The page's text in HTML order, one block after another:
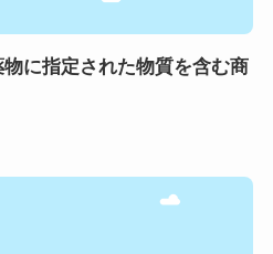
に指定された物質を含む商